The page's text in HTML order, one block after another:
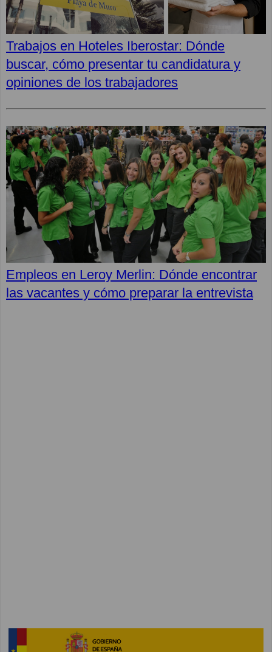
Trabajos en Hoteles Iberostar: Dónde
buscar, cómo presentar tu candidatura y
opiniones de los trabajadores
Empleos en Leroy Merlin: Dónde encontrar
las vacantes y cómo preparar la entrevista